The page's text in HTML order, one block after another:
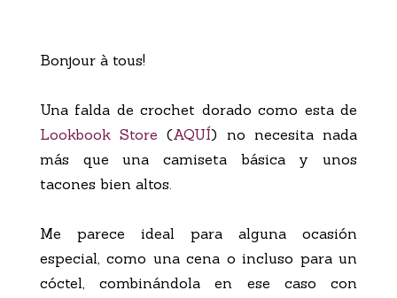
Bonjour à tous!
Una falda de crochet dorado como esta de
Lookbook Store (AQUÍ) no necesita nada
más que una camiseta básica y unos
tacones bien altos.
Me parece ideal para alguna ocasión
especial, como una cena o incluso para un
cóctel, combinándola en ese caso con